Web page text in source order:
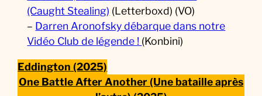
(Caught Stealing) (Letterboxd) (VO)
– Darren Aronofsky débarque dans notre
Vidéo Club de légende ! (Konbini)
Eddington (2025)
One Battle After Another (Une bataille après